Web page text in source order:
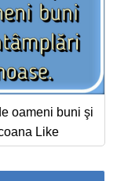
oameni buni şi
Like